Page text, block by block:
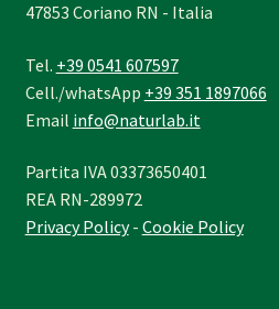
47853 Coriano RN - Italia
Tel. +39 0541 607597
Cell./whatsApp +39 351 1897066
Email info@naturlab.it
Partita IVA 03373650401
REA RN-289972
Privacy Policy- Cookie Policy